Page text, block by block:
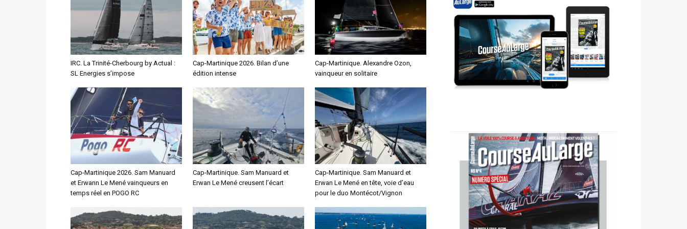
IRC. La Trinité-Cherbourg by Actual :
SL Energies s’impose
Cap-Martinique 2026. Bilan d’une
édition intense
Cap-Martinique. Alexandre Ozon,
vainqueur en solitaire
Cap-Martinique 2026. Sam Manuard
et Erwann Le Mené vainqueurs en
temps réel en POGO RC
Cap-Martinique. Sam Manuard et
Erwan Le Mené creusent l’écart
Cap-Martinique. Sam Manuard et
Erwan Le Mené en tête, voie d’eau
pour le duo Montécot/Vignon